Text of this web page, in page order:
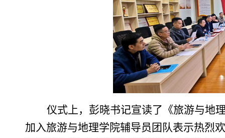
仪式上，彭晓书记宣读了《旅游与地
加入旅游与地理学院辅导员团队表示热烈